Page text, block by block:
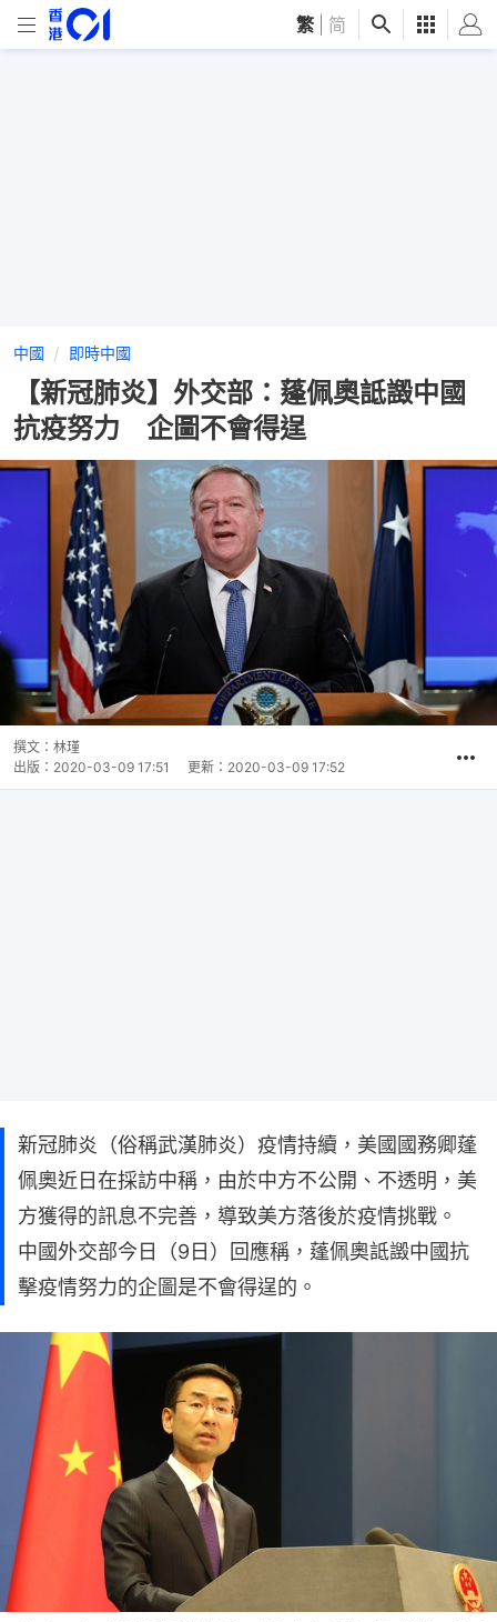
繁 简
中國 即時中國
【新冠肺炎】外交部：蓬佩奧詆譭中國
抗疫努力 企圖不會得逞
撰文： 林瑾
出版： 2020-03-09 17:51 更新： 2020-03-09 17:52
新冠肺炎（俗稱武漢肺炎）疫情持續，美國國務卿蓬
佩奧近日在採訪中稱，由於中方不公開、不透明，美
方獲得的訊息不完善，導致美方落後於疫情挑戰。
中國外交部今日（9日）回應稱，蓬佩奧詆譭中國抗
擊疫情努力的企圖是不會得逞的。